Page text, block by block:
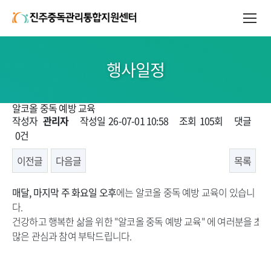
행사일정
알코올 중독 예방 교육
페이지 정보
작성자 관리자 작성일 26-07-01 10:58 조회 105회
댓글
0건
이전글
다음글 목록
본문
매달, 마지막 주 화요일 오후에는 알코올 중독 예방 교육이 있습니
다.
건강하고 행복한 삶을 위한 "알코올 중독 예방 교육" 에 여러분을 초
많은 관심과 참여 부탁드립니다.